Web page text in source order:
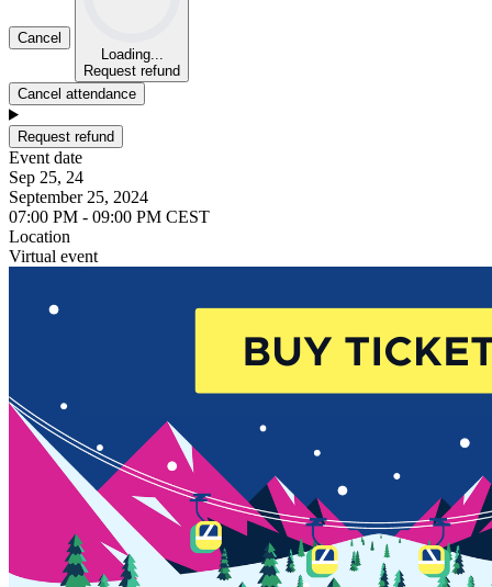
Cancel
Loading...
Request refund
Cancel attendance
Request refund
Event date
Sep 25, 24
September 25, 2024
07:00 PM - 09:00 PM CEST
Location
Virtual event